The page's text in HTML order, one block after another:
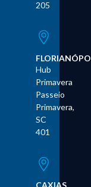
205
Hub
Primavera
Passeio
Primavera,
SC
401